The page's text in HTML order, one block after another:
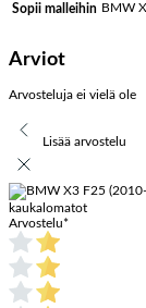
Sopii malleihin BMW
Arviot
Arvosteluja ei vielä ole
Lisää arvostelu
kaukalomatot
Arvostelu*